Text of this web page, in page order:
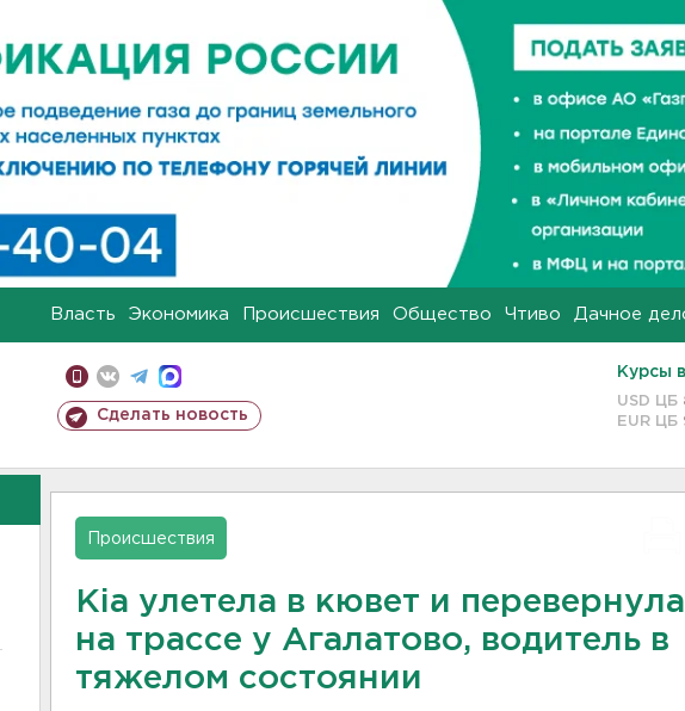
Власть Экономика Происшествия Общество Чтиво Дачное
Сделать новость
Курсы
USD ЦБ
EUR ЦБ
Происшествия
Kia улетела в кювет и
на трассе у Агалатово, водитель в
тяжелом состоянии